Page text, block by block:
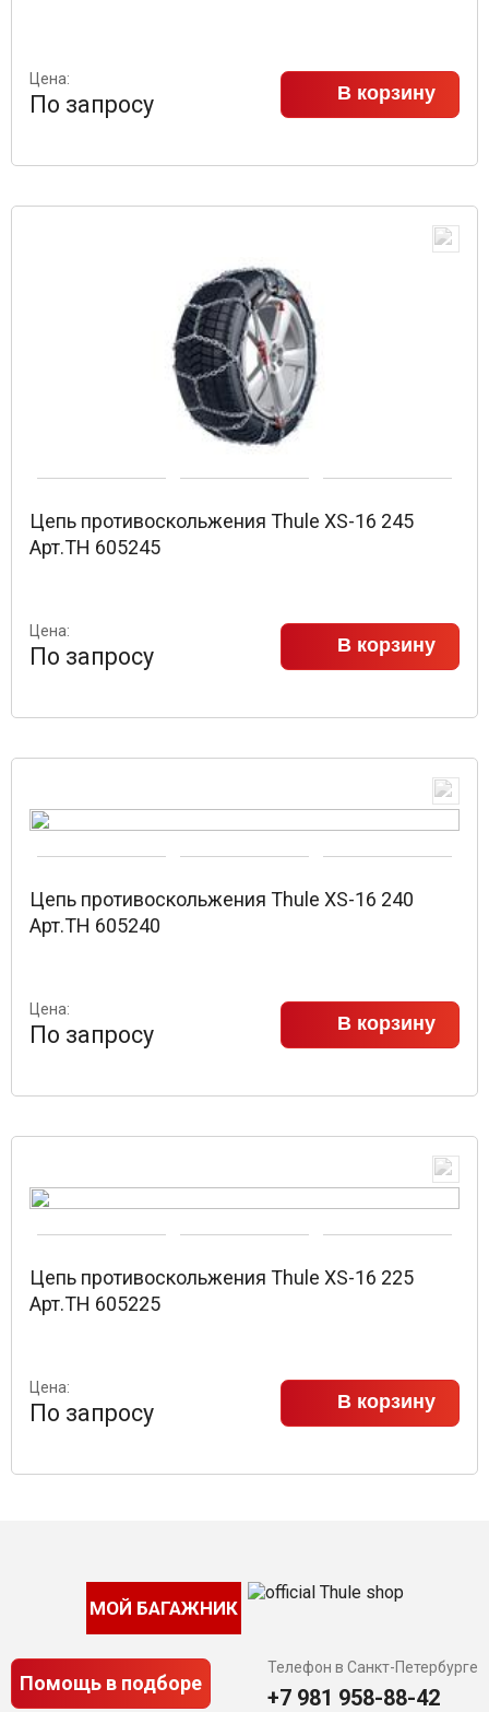
Цена:
По запросу В корзину
Цепь противоскольжения Thule XS-16 245
Арт.TH 605245
Цена:
По запросу В корзину
Цепь противоскольжения Thule XS-16 240
Арт.TH 605240
Цена:
По запросу В корзину
Цепь противоскольжения Thule XS-16 225
Арт.TH 605225
Цена:
По запросу В корзину
МОЙ БАГАЖНИК
Помощь в подборе
Телефон в Санкт-Петербурге
+7 981 958-88-42